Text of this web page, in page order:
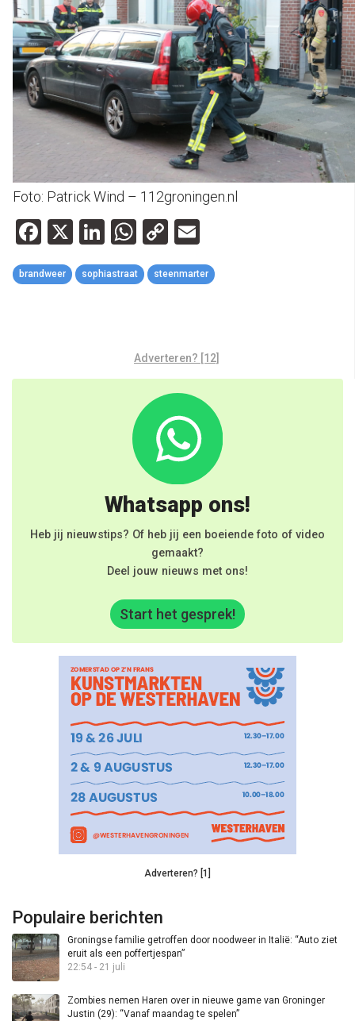
Foto: Patrick Wind – 112groningen.nl
Facebook
X LinkedIn
WhatsApp
Copy
Link
brandweer sophiastraat steenmarter
Adverteren? [12]
Whatsapp ons!
Heb jij nieuwstips? Of heb jij een boeiende foto of video
gemaakt?
Deel jouw nieuws met ons!
Start het gesprek!
Adverteren? [1]
Populaire berichten
Groningse familie getroffen door noodweer in Italië: “Auto ziet
eruit als een poffertjespan”
22:54 - 21 juli
Zombies nemen Haren over in nieuwe game van Groninger
Justin (29): “Vanaf maandag te spelen”